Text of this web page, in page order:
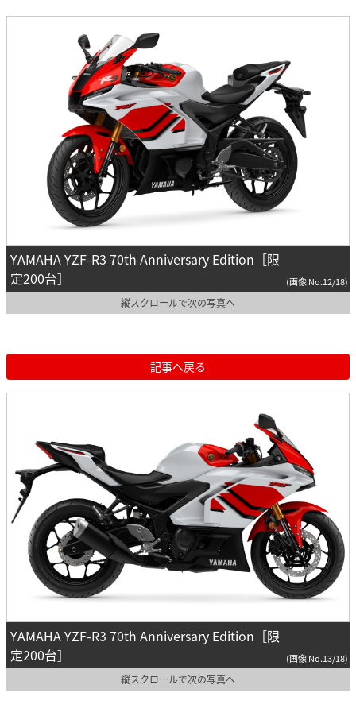
YAMAHA YZF-R3 70th Anniversary Edition［限
定200台］
(画像 No.12/18)
縦スクロールで次の写真へ
記事へ戻る
YAMAHA YZF-R3 70th Anniversary Edition［限
定200台］
(画像 No.13/18)
縦スクロールで次の写真へ